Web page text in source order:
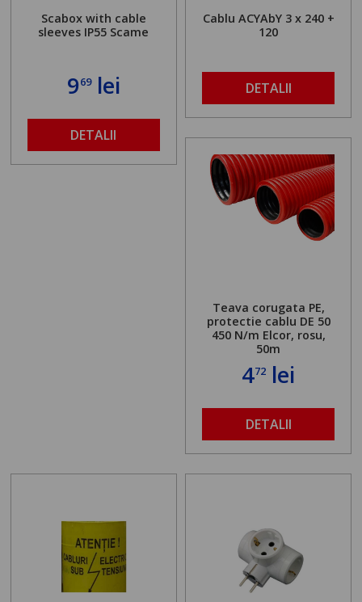
Scabox with cable
sleeves IP55 Scame
969lei
DETALII
Cablu ACYAbY 3 x 240 +
120
DETALII
Teava corugata PE,
protectie cablu DE 50
450 N/m Elcor, rosu,
50m
472 lei
DETALII